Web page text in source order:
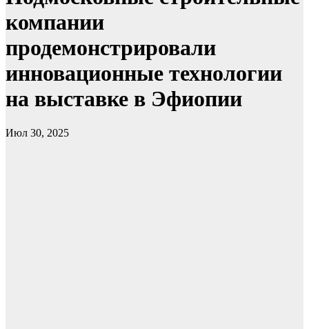
компании
продемонстрировали
инновационные технологии
на выставке в Эфиопии
Июл 30, 2025